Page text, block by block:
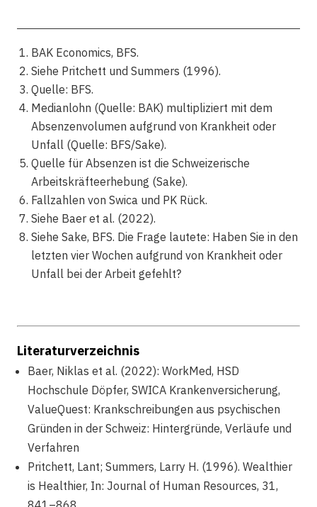
BAK Economics, BFS.
Siehe Pritchett und Summers (1996).
Quelle: BFS.
Medianlohn (Quelle: BAK) multipliziert mit dem
Absenzenvolumen aufgrund von Krankheit oder
Unfall (Quelle: BFS/Sake).
Quelle für Absenzen ist die Schweizerische
Arbeitskräfteerhebung (Sake).
Fallzahlen von Swica und PK Rück.
Siehe Baer et al. (2022).
Siehe Sake, BFS. Die Frage lautete: Haben Sie in den
letzten vier Wochen aufgrund von Krankheit oder
Unfall bei der Arbeit gefehlt?
Literaturverzeichnis
Baer, Niklas et al. (2022): WorkMed, HSD
Hochschule Döpfer, SWICA Krankenversicherung,
ValueQuest: Krankschreibungen aus psychischen
Gründen in der Schweiz: Hintergründe, Verläufe und
Verfahren
Pritchett, Lant; Summers, Larry H. (1996). Wealthier
is Healthier, In: Journal of Human Resources, 31,